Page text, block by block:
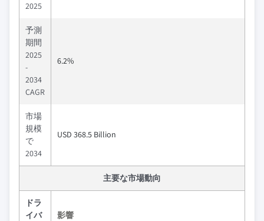
2025
予測
期間
2025
-
2034
CAGR
6.2%
市場
規模
で
2034
USD 368.5 Billion
主要な市場動向
ドラ
イバ
影響